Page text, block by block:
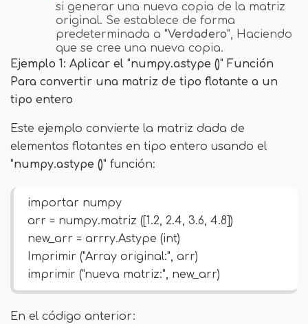
si generar una nueva copia de la matriz
original. Se establece de forma
predeterminada a "Verdadero", Haciendo
que se cree una nueva copia.
Ejemplo 1: Aplicar el "numpy.astype ()" Función
Para convertir una matriz de tipo flotante a un
tipo entero
Este ejemplo convierte la matriz dada de
elementos flotantes en tipo entero usando el
"numpy.astype ()" función:
importar numpy
arr = numpy.matriz ([1.2, 2.4, 3.6, 4.8])
new_arr = arrry.Astype (int)
Imprimir ("Array original:", arr)
imprimir ("nueva matriz:", new_arr)
En el código anterior: